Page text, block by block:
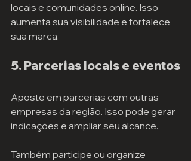
locais e comunidades online. Isso
aumenta sua visibilidade e fortalece
sua marca.
5. Parcerias locais e eventos
Aposte em parcerias com outras
empresas da região. Isso pode gerar
indicações e ampliar seu alcance.
Também participe ou organize